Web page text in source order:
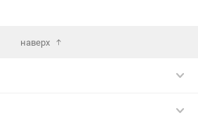
наверх